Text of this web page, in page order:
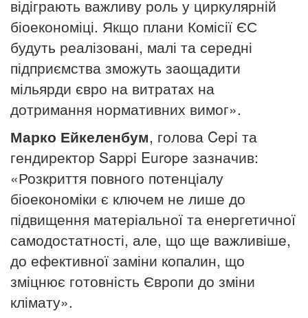
відіграють важливу роль у циркулярній
біоекономіці. Якщо плани Комісії ЄС
будуть реалізовані, малі та середні
підприємства зможуть заощадити
мільярди євро на витратах на
дотримання нормативних вимог».
Марко Ейкеленбум, голова Cepi та
гендиректор Sappi Europe зазначив:
«Розкриття повного потенціалу
біоекономіки є ключем не лише до
підвищення матеріальної та енергетичної
самодостатності, але, що ще важливіше,
до ефективної заміни копалин, що
зміцнює готовність Європи до зміни
клімату».